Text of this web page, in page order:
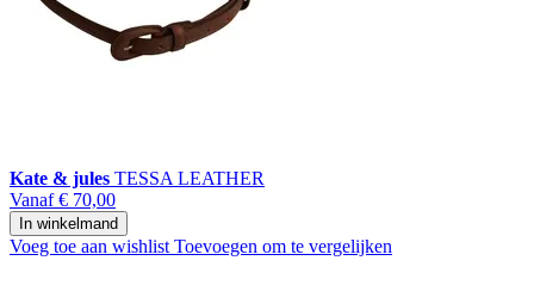
Kate & jules TESSA LEATHER
Vanaf € 70,00
In winkelmand
Voeg toe aan wishlist Toevoegen om te vergelijken